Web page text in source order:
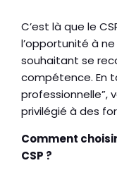
C’est là que le
l’opportunité à
souhaitant se
compétence. En
professionnelle”,
privilégié à des
Comment
CSP ?